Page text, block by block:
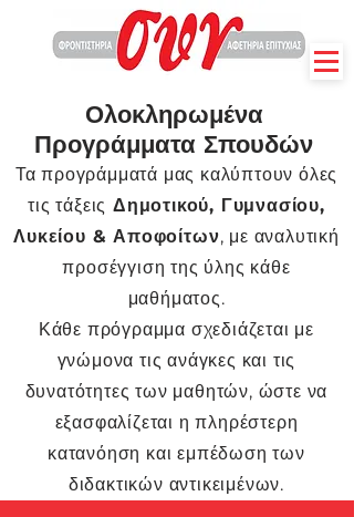
Ολοκληρωμένα
Προγράμματα Σπουδών
Τα προγράμματά μας καλύπτουν όλες
τις τάξεις Δημοτικού, Γυμνασίου,
Λυκείου & Αποφοίτων, με αναλυτική
προσέγγιση της ύλης κάθε
μαθήματος.
Κάθε πρόγραμμα σχεδιάζεται με
γνώμονα τις ανάγκες και τις
δυνατότητες των μαθητών, ώστε να
εξασφαλίζεται η πληρέστερη
κατανόηση και εμπέδωση των
διδακτικών αντικειμένων.